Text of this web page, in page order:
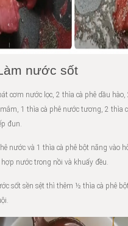
nước sốt
cơm nước lọc, 2 thìa cà phê dầu hào,
1 thìa cà phê nước tương, 2 thìa
đun.
nước và 1 thìa cà phê bột năng vào
nước trong nồi và khuấy đều.
sốt sền sệt thì thêm ½ thìa cà phê